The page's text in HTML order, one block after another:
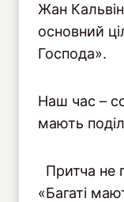
Жан
основний
Господа».
Наш час –
мають
Притча не
«Багаті